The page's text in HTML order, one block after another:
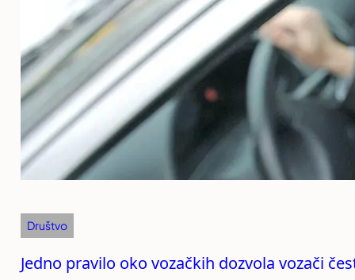
Društvo
Jedno pravilo oko vozačkih dozvola vozači